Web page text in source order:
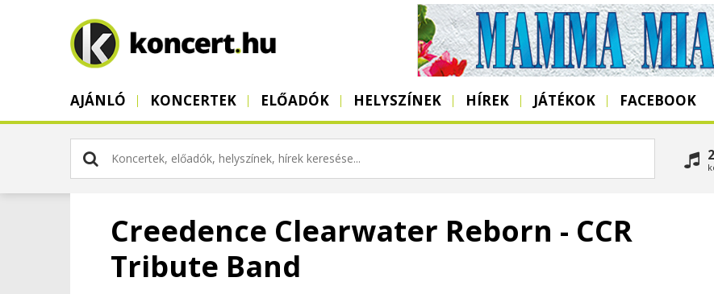
AJÁNLÓ KONCERTEK ELŐADÓK HELYSZÍNEK HÍREK JÁTÉKOK FACEBOOK
Creedence Clearwater Reborn - CCR
Tribute Band